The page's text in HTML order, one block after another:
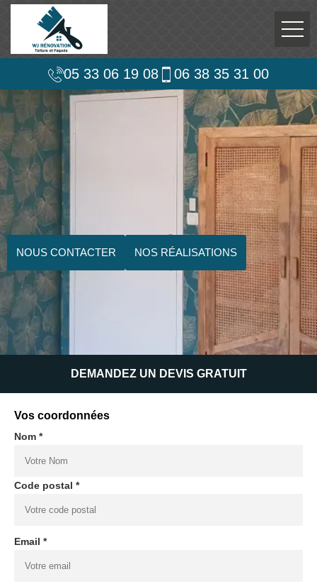
05 33 06 19 08 06 38 35 31 00
NOUS CONTACTER NOS RÉALISATIONS
DEMANDEZ UN DEVIS GRATUIT
Vos coordonnées
Nom *
Code postal *
Email *